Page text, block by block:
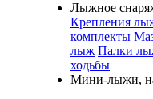
Лыжное
Крепления
комплекты
лыж Палки
ходьбы
Мини-лыжи,